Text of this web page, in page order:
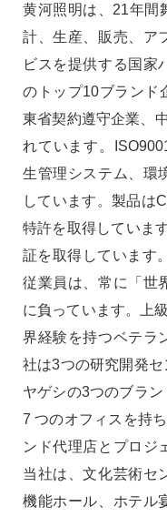
黄河照明は、21年間
計、生産、販売、ア
ビスを提供する国家
のトップ10ブランド
東省契約遵守企業、
れています。
生管理システム、環
しています。製品は
特許を取得していま
証を取得しています
従業員は、常に「世
に負っています。上
界経験を持つベテラ
社は3つの研究開発セ
ヤゲシの3つのブラ
7 つのオフィスを持
ンド代理店とプロジ
当社は、文化芸術セ
機能ホール、ホテル